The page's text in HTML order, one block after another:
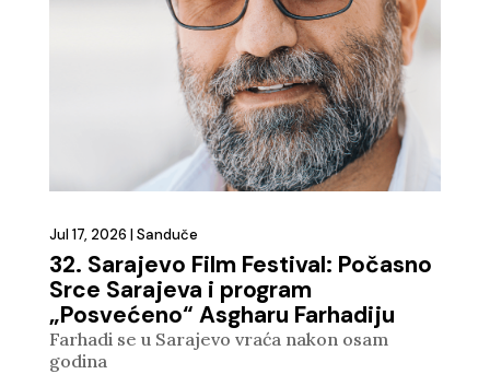
32. Sarajevo Film Festival: Počasno
Srce Sarajeva i program
„Posvećeno“ Asgharu Farhadiju
Jul 17, 2026 Sanduče
Farhadi se u Sarajevo vraća nakon osam
godina